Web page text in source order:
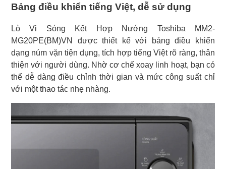
Bảng điều khiển tiếng Việt, dễ sử dụng
Lò Vi Sóng Kết Hợp Nướng Toshiba MM2-
MG20PE(BM)VN được thiết kế với bảng điều khiển
dạng núm vặn tiện dụng, tích hợp tiếng Việt rõ ràng, thân
thiện với người dùng. Nhờ cơ chế xoay linh hoạt, bạn có
thể dễ dàng điều chỉnh thời gian và mức công suất chỉ
với một thao tác nhẹ nhàng.